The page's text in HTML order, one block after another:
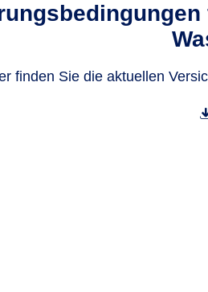
finden Sie die aktuellen